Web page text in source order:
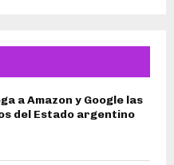
a Amazon y Google las
del Estado argentino